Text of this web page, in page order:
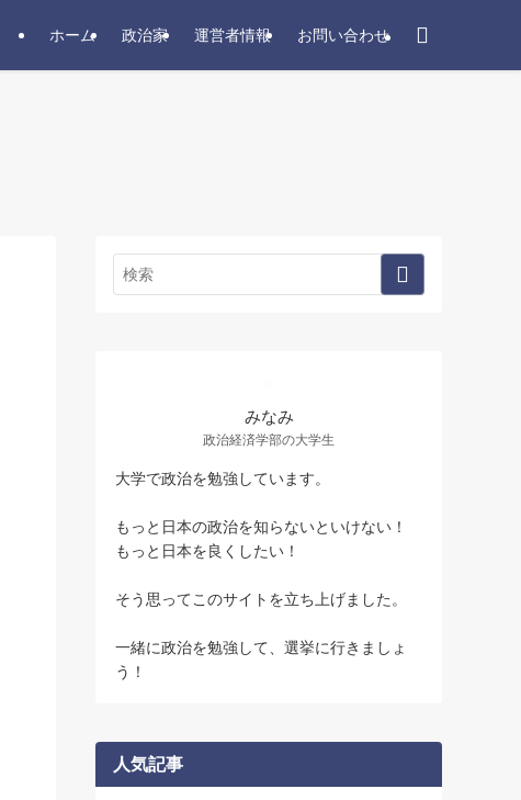
ホーム 政治家 運営者情報 お問い合わせ
みなみ
政治経済学部の大学生
大学で政治を勉強しています。
もっと日本の政治を知らないといけない！
もっと日本を良くしたい！
そう思ってこのサイトを立ち上げました。
一緒に政治を勉強して、選挙に行きましょ
う！
人気記事